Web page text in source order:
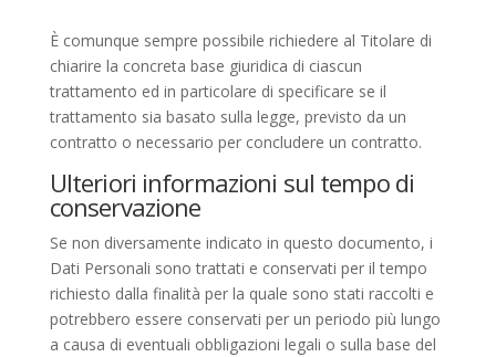
È comunque sempre possibile richiedere al Titolare di
chiarire la concreta base giuridica di ciascun
trattamento ed in particolare di specificare se il
trattamento sia basato sulla legge, previsto da un
contratto o necessario per concludere un contratto.
Ulteriori informazioni sul tempo di
conservazione
Se non diversamente indicato in questo documento, i
Dati Personali sono trattati e conservati per il tempo
richiesto dalla finalità per la quale sono stati raccolti e
potrebbero essere conservati per un periodo più lungo
a causa di eventuali obbligazioni legali o sulla base del